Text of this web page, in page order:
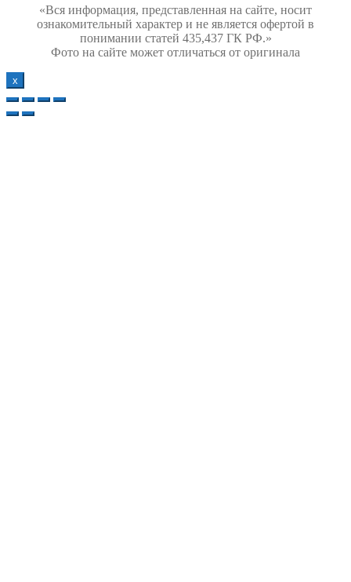
«Вся информация, представленная на сайте, носит
ознакомительный характер и не является офертой в
понимании статей 435,437 ГК РФ.»
Фото на сайте может отличаться от оригинала
х